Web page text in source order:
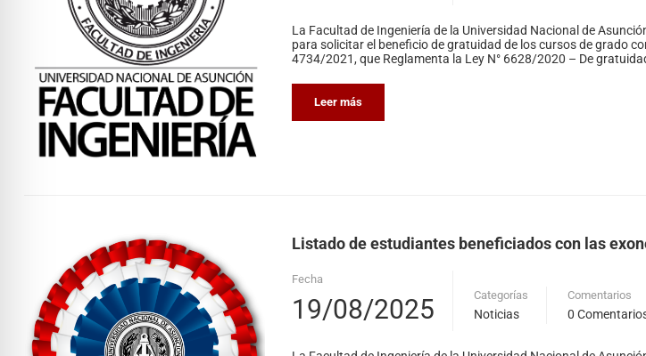
La Facultad de Ingeniería de la Universidad Nacional de
para solicitar el beneficio de gratuidad de los cursos de grado
4734/2021, que Reglamenta la Ley N° 6628/2020 – De
Leer más
Listado de estudiantes beneficiados con las
Fecha
19/08/2025 Categorías
Noticias
Comentarios
0